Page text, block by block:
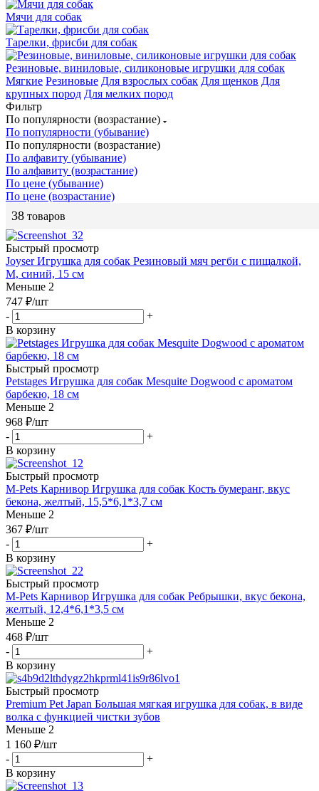
Мячи для собак
Тарелки, фрисби для собак
Резиновые, виниловые, силиконовые игрушки для собак
Мягкие Резиновые Для взрослых собак Для щенков Для
крупных пород Для мелких пород
Фильтр
По популярности (возрастание)
По популярности (убывание)
По популярности (возрастание)
По алфавиту (убывание)
По алфавиту (возрастание)
По цене (убывание)
По цене (возрастание)
38 товаров
Быстрый просмотр
Joyser Игрушка для собак Резиновый мяч регби с пищалкой,
M, синий, 15 см
Меньше 2
747 ₽/шт
-
+
В корзину
Быстрый просмотр
Petstages Игрушка для собак Mesquite Dogwood с ароматом
барбекю, 18 см
Меньше 2
968 ₽/шт
-
+
В корзину
Быстрый просмотр
M-Pets Карнивор Игрушка для собак Кость бумеранг, вкус
бекона, желтый, 15,5*6,1*3,7 см
Меньше 2
367 ₽/шт
-
+
В корзину
Быстрый просмотр
M-Pets Карнивор Игрушка для собак Ребрышки, вкус бекона,
желтый, 12,4*6,1*3,5 см
Меньше 2
468 ₽/шт
-
+
В корзину
Быстрый просмотр
Premium Pet Japan Большая мягкая игрушка для собак, в виде
волка с функцией чистки зубов
Меньше 2
1 160 ₽/шт
-
+
В корзину